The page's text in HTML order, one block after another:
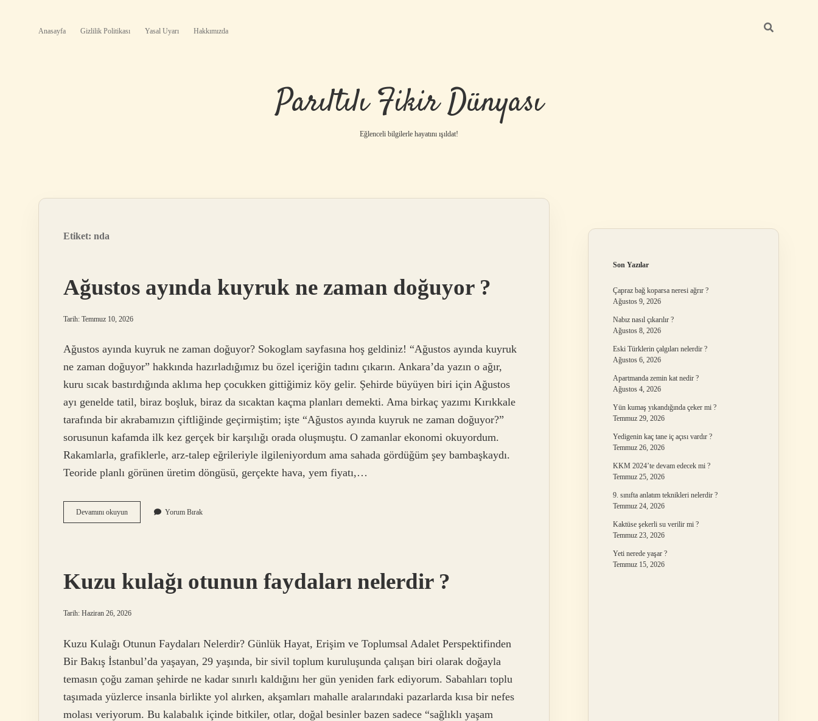
Anasayfa Gizlilik Politikası Yasal Uyarı Hakkımızda
Parıltılı Fikir Dünyası
Eğlenceli bilgilerle hayatını ışıldat!
Etiket: nda
Ağustos ayında kuyruk ne zaman doğuyor ?
Tarih: Temmuz 10, 2026
Ağustos ayında kuyruk ne zaman doğuyor? Sokoglam sayfasına hoş geldiniz! “Ağustos ayında kuyruk
ne zaman doğuyor” hakkında hazırladığımız bu özel içeriğin tadını çıkarın. Ankara’da yazın o ağır,
kuru sıcak bastırdığında aklıma hep çocukken gittiğimiz köy gelir. Şehirde büyüyen biri için Ağustos
ayı genelde tatil, biraz boşluk, biraz da sıcaktan kaçma planları demekti. Ama birkaç yazımı Kırıkkale
tarafında bir akrabamızın çiftliğinde geçirmiştim; işte “Ağustos ayında kuyruk ne zaman doğuyor?”
sorusunun kafamda ilk kez gerçek bir karşılığı orada oluşmuştu. O zamanlar ekonomi okuyordum.
Rakamlarla, grafiklerle, arz-talep eğrileriyle ilgileniyordum ama sahada gördüğüm şey bambaşkaydı.
Teoride planlı görünen üretim döngüsü, gerçekte hava, yem fiyatı,…
Devamını okuyunAğustos
ayında
?
Yorum Bırak
Kuzu kulağı otunun faydaları nelerdir ?
Tarih: Haziran 26, 2026
Kuzu Kulağı Otunun Faydaları Nelerdir? Günlük Hayat, Erişim ve Toplumsal Adalet Perspektifinden
Bir Bakış İstanbul’da yaşayan, 29 yaşında, bir sivil toplum kuruluşunda çalışan biri olarak doğayla
temasın çoğu zaman şehirde ne kadar sınırlı kaldığını her gün yeniden fark ediyorum. Sabahları toplu
taşımada yüzlerce insanla birlikte yol alırken, akşamları mahalle aralarındaki pazarlarda kısa bir nefes
molası veriyorum. Bu kalabalık içinde bitkiler, otlar, doğal besinler bazen sadece “sağlıklı yaşam
Son Yazılar
Çapraz bağ koparsa neresi ağrır ?
Ağustos 9, 2026
Nabız nasıl çıkarılır ?
Ağustos 8, 2026
Eski Türklerin çalgıları nelerdir ?
Ağustos 6, 2026
Apartmanda zemin kat nedir ?
Ağustos 4, 2026
Yün kumaş yıkandığında çeker mi ?
Temmuz 29, 2026
Yedigenin kaç tane iç açısı vardır ?
Temmuz 26, 2026
KKM 2024’te devam edecek mi ?
Temmuz 25, 2026
9. sınıfta anlatım teknikleri nelerdir ?
Temmuz 24, 2026
Kaktüse şekerli su verilir mi ?
Temmuz 23, 2026
Yeti nerede yaşar ?
Temmuz 15, 2026